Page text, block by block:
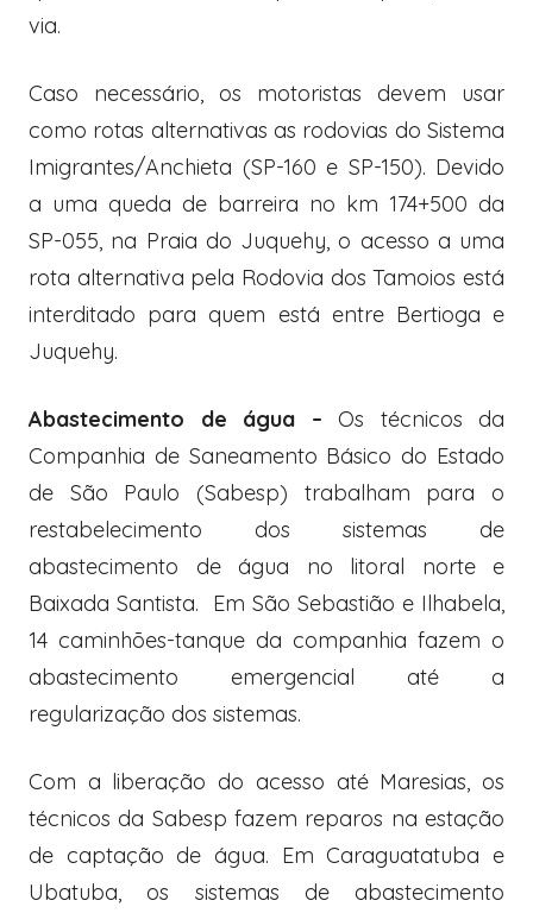
via.
Caso necessário, os motoristas devem usar
como rotas alternativas as rodovias do Sistema
Imigrantes/Anchieta (SP-160 e SP-150). Devido
a uma queda de barreira no km 174+500 da
SP-055, na Praia do Juquehy, o acesso a uma
rota alternativa pela Rodovia dos Tamoios está
interditado para quem está entre Bertioga e
Juquehy.
Abastecimento de água – Os técnicos da
Companhia de Saneamento Básico do Estado
de São Paulo (Sabesp) trabalham para o
restabelecimento dos sistemas de
abastecimento de água no litoral norte e
Baixada Santista. Em São Sebastião e Ilhabela,
14 caminhões-tanque da companhia fazem o
abastecimento emergencial até a
regularização dos sistemas.
Com a liberação do acesso até Maresias, os
técnicos da Sabesp fazem reparos na estação
de captação de água. Em Caraguatatuba e
Ubatuba, os sistemas de abastecimento